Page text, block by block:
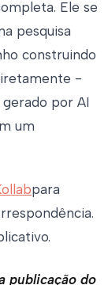
Ele se
pesquisa
construindo
-
por AI
um
para
publicação do